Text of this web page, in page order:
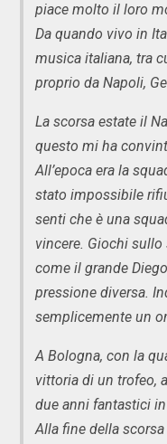
piace molto il loro
Da quando vivo in
musica italiana, tra
proprio da Napoli,
La scorsa estate il
questo mi ha
All’epoca era la
stato impossibile
senti che è una
vincere. Giochi
come il grande
pressione diversa.
semplicemente un
A Bologna, con la
vittoria di un trofeo,
due anni fantastici
Alla fine della